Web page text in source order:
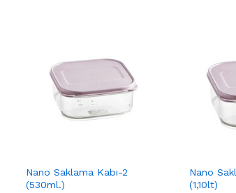
Nano Saklama Kabı-2
(530ml.)
Nano
(1,10lt)